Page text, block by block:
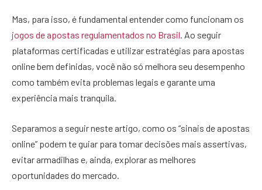
Mas, para isso, é fundamental entender como funcionam os
jogos de apostas regulamentados no Brasil. Ao seguir
plataformas certificadas e utilizar estratégias para apostas
online bem definidas, você não só melhora seu desempenho
como também evita problemas legais e garante uma
experiência mais tranquila.
Separamos a seguir neste artigo, como os “sinais de apostas
online” podem te guiar para tomar decisões mais assertivas,
evitar armadilhas e, ainda, explorar as melhores
oportunidades do mercado.